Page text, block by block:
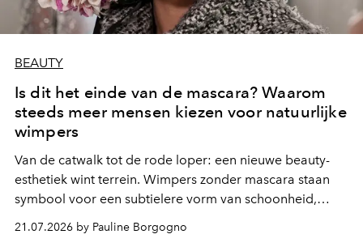
BEAUTY
Is dit het einde van de mascara? Waarom
steeds meer mensen kiezen voor natuurlijke
wimpers
Van de catwalk tot de rode loper: een nieuwe beauty-
esthetiek wint terrein. Wimpers zonder mascara staan
symbool voor een subtielere vorm van schoonheid,
waarin zelfvertrouwen belangrijker is dan een overvloed
aan make-up.
21.07.2026 by Pauline Borgogno